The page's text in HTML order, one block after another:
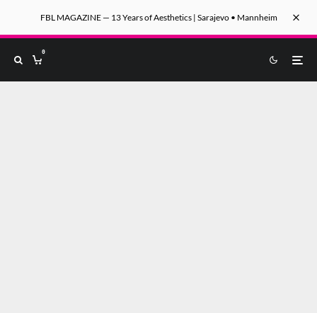
FBL MAGAZINE — 13 Years of Aesthetics | Sarajevo • Mannheim
0